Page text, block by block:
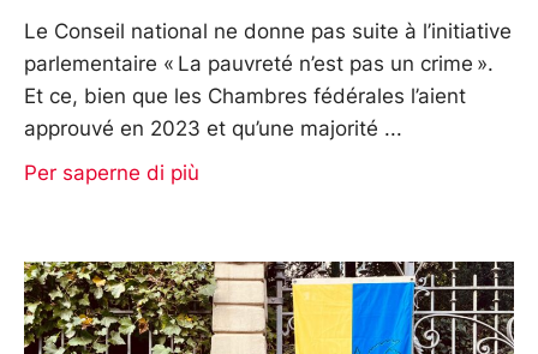
Le Conseil national ne donne pas suite à l’initiative
parlementaire « La pauvreté n’est pas un crime ».
Et ce, bien que les Chambres fédérales l’aient
approuvé en 2023 et qu’une majorité
Per saperne di più